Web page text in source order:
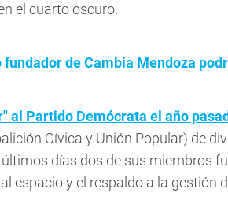
el cuarto oscuro.
fundador de Cambia Mendoza
al Partido Demócrata el año
Cívica y Unión Popular) de
últimos días dos de sus miembros
espacio y el respaldo a la gestión